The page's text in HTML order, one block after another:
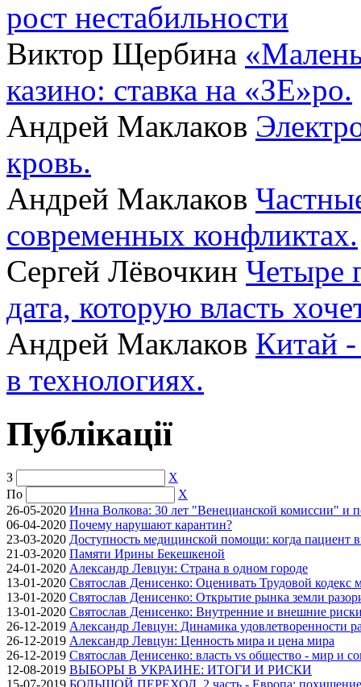
рост нестабильности
Виктор Щербина
казино: ставка на «ЗЕ»ро.
Андрей Маклаков
кровь.
Андрей Маклаков
современных конфликтах.
Сергей Лёвочкин Четыре
дата, которую власть
Андрей Маклаков Китай
в технологиях.
Публікації
З
X
По
X
26-05-2020 Инна Волкова: 30 лет "Венецианской комиссии" и
06-04-2020 Почему нарушают карантин?
23-03-2020 Доступность медицинской помощи: когда пациент
21-03-2020 Памяти Ирины Бекешкеной
24-01-2020 Александр Левцун: Страна в одном городе
13-01-2020 Святослав Денисенко: Оценивать Трудовой кодекс
13-01-2020 Святослав Денисенко: Открытие рынка земли
13-01-2020 Святослав Денисенко: Внутренние и внешние
26-12-2019 Александр Левцун: Динамика удовлетворенности
26-12-2019 Александр Левцун: Ценность мира и цена мира
26-12-2019 Святослав Денисенко: власть vs общество - мир и
12-08-2019 ВЫБОРЫ В УКРАИНЕ: ИТОГИ И РИСКИ
15-07-2019 БОЛЬШОЙ ПЕРЕХОД. 2 часть - Европа: похищение